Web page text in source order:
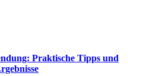
Praktische Tipps und